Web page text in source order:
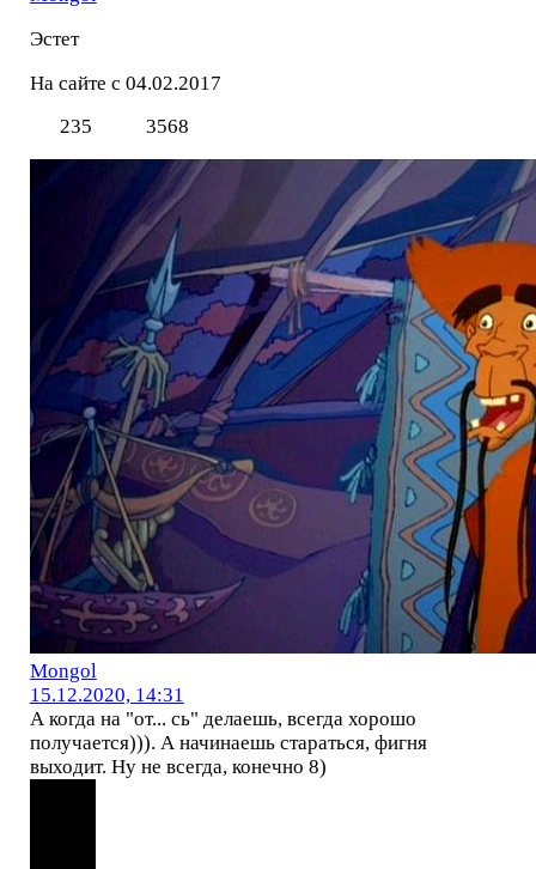
Эстет
На сайте с 04.02.2017
235
3568
Mоngol
15.12.2020, 14:31
А когда на "от... сь" делаешь, всегда хорошо
получается))). А начинаешь стараться, фигня
выходит. Ну не всегда, конечно 8)